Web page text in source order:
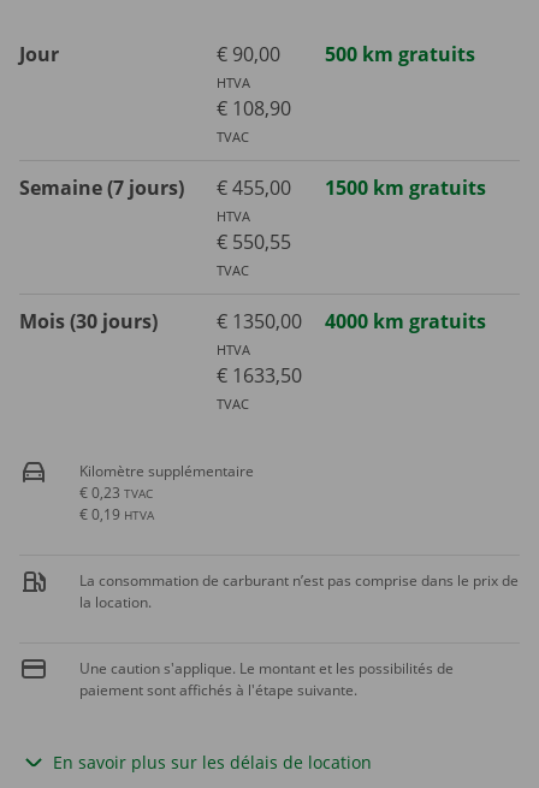
Jour € 90,00
HTVA
€ 108,90
TVAC
500 km gratuits
Semaine (7 jours) € 455,00
HTVA
€ 550,55
TVAC
1500 km gratuits
Mois (30 jours) € 1350,00
HTVA
€ 1633,50
TVAC
4000 km gratuits
Kilomètre supplémentaire
€ 0,23 TVAC
€ 0,19 HTVA
La consommation de carburant n’est pas comprise dans le prix de
la location.
Une caution s'applique. Le montant et les possibilités de
paiement sont affichés à l'étape suivante.
En savoir plus sur les délais de location